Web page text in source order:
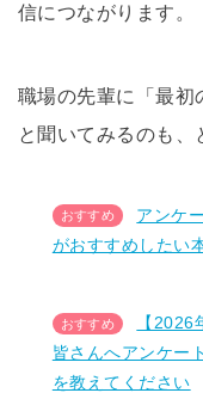
信につながります。
職場の先輩に「最初
と聞いてみるのも、
アンケ
がおすすめしたい
【
皆さんへアンケー
を教えてください